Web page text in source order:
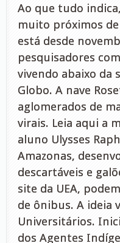
Ao que tudo
muito próximos
está desde
pesquisadores
vivendo abaixo da
Globo. A nave
aglomerados de
virais. Leia aqui a
aluno Ulysses
Amazonas,
descartáveis e
site da UEA,
de ônibus. A ideia
Universitários.
dos Agentes